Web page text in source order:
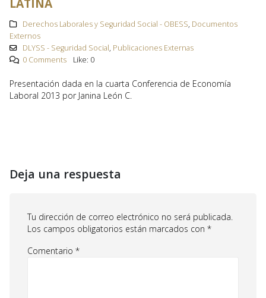
LATINA
Derechos Laborales y Seguridad Social - OBESS, Documentos
Externos
DLYSS - Seguridad Social, Publicaciones Externas
0 Comments
Like: 0
Presentación dada en la cuarta Conferencia de Economía
Laboral 2013 por Janina León C.
Deja una respuesta
Tu dirección de correo electrónico no será publicada.
Los campos obligatorios están marcados con *
Comentario *